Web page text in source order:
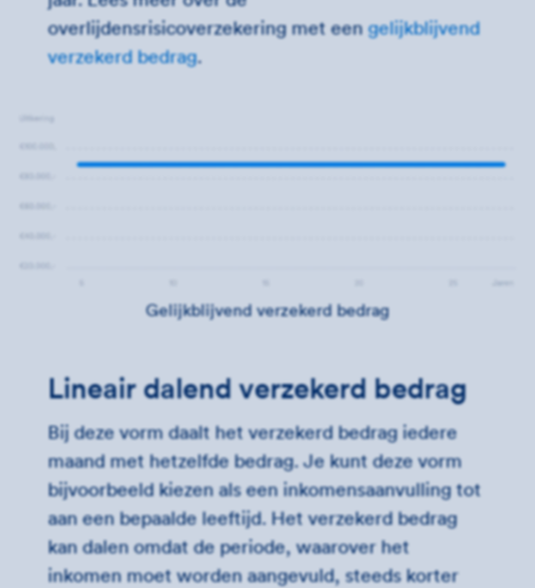
overlijdensrisicoverzekering met eengelijkblijvend
verzekerd bedrag.
Gelijkblijvend verzekerd bedrag
Lineair dalend verzekerd bedrag
Bij deze vorm daalt het verzekerd bedrag iedere
maand met hetzelfde bedrag. Je kunt deze vorm
bijvoorbeeld kiezen als een inkomensaanvulling tot
aan een bepaalde leeftijd. Het verzekerd bedrag
kan dalen omdat de periode, waarover het
inkomen moet worden aangevuld, steeds korter